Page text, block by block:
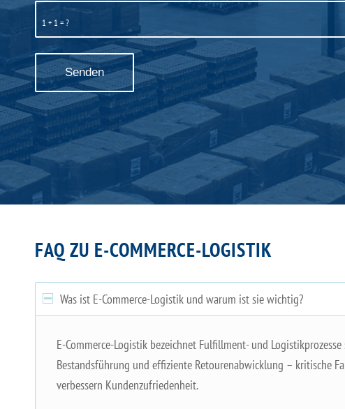
1 + 1 = ?
FAQ ZU E-COMMERCE-LOGISTIK
Was ist E-Commerce-Logistik und warum ist sie wichtig?
E-Commerce-Logistik bezeichnet Fulfillment- und
Bestandsführung und effiziente Retourenabwicklung – kritische
verbessern Kundenzufriedenheit.